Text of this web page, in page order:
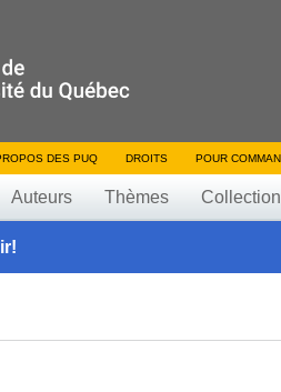
DES PUQ DROITS POUR
Auteurs Thèmes